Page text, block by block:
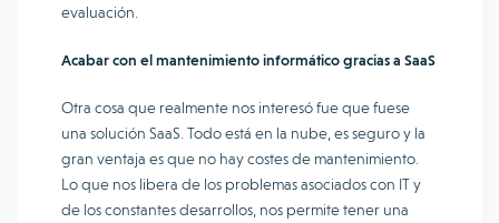
evaluación.
Acabar con el mantenimiento informático gracias a SaaS
Otra cosa que realmente nos interesó fue que fuese
una solución SaaS. Todo está en la nube, es seguro y la
gran ventaja es que no hay costes de mantenimiento.
Lo que nos libera de los problemas asociados con IT y
de los constantes desarrollos, nos permite tener una